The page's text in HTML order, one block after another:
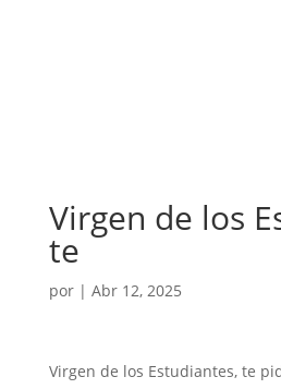
Virgen de los
te
por | Abr 12, 2025
Virgen de los Estudiantes, te